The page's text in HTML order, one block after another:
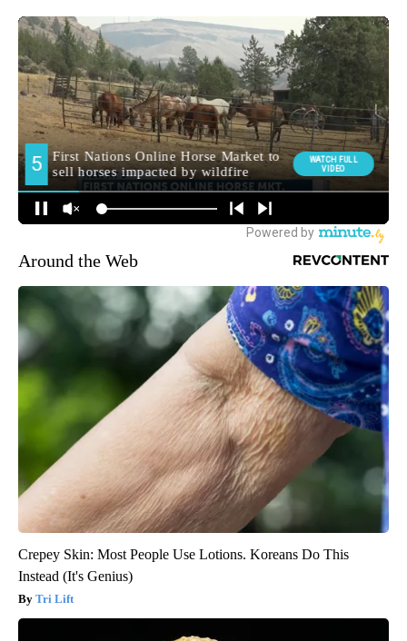
Around the Web
Crepey Skin: Most People Use Lotions. Koreans Do This
Instead (It's Genius)
Tri Lift